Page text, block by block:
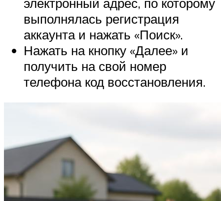
выполнялась регистрация
аккаунта и нажать «Поиск».
Нажать на кнопку «Далее» и
получить на свой номер
телефона код восстановления.